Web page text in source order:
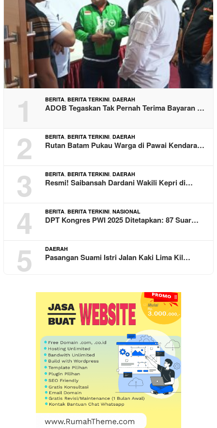
1 BERITA BERITA TERKINI DAERAH
ADOB Tegaskan Tak Pernah Terima Bayaran …
2 BERITA BERITA TERKINI DAERAH
Rutan Batam Pukau Warga di Pawai Kendara…
3 BERITA BERITA TERKINI DAERAH
Resmi! Saibansah Dardani Wakili Kepri di…
4 BERITA BERITA TERKINI NASIONAL
DPT Kongres PWI 2025 Ditetapkan: 87 Suar…
5 DAERAH
Pasangan Suami Istri Jalan Kaki Lima Kil…